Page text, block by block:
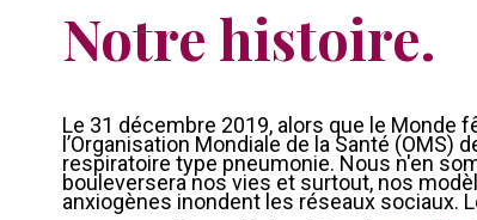
Notre histoire.
Le 31 décembre 2019, alors que le Monde
l’Organisation Mondiale de la Santé (OMS)
respiratoire type pneumonie. Nous n'en
bouleversera nos vies et surtout, nos
anxiogènes inondent les réseaux sociaux.